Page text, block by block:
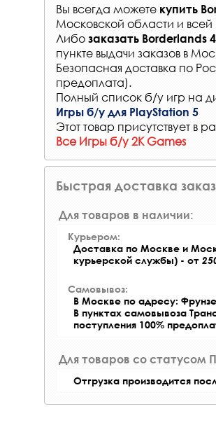
Вы всегда можете купить
Московской области и всей
Либо заказать Borderlands 4
пункте выдачи заказов в
Безопасная доставка по
предоплата).
Полный список б/у игр на
Игры б/у для PlayStation 5
Этот товар присутствует в
Все Игры б/у 2K Games
Быстрая доставка
Для товаров в наличии:
Курьером:
Доставка по Москве и
курьерской службы) - от
Самовывоз:
В Москве по адресу:
В пунктах самовывоза
поступления 100%
Для товаров со статусом
Отгрузка производится